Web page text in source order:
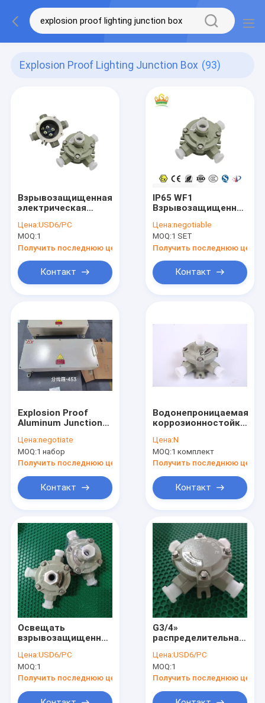
Explosion Proof Lighting Junction Box (93)
Взрывозащищенная
электрическая
алюминиевое IP65 2
распределительной
коробки WF1
горизонт 3 входов
Цена:USD6/PC
MOQ:1
Получить последнюю цену
Контакт
IP65 WF1
Взрывозащищенная
распределительная
коробка Литье под
давлением
алюминий IP65 2 3
входа Горизонт
Цена:negotiable
MOQ:1 SET
Получить последнюю цену
Контакт
Explosion Proof
Aluminum Junction
Hazardous
Locations
Цена:negotiate
MOQ:1 набор
Получить последнюю цену
Контакт
Водонепроницаемая
коррозионностойкая
электрическая
распределительная
коробка WF2, литой
входа,
горизонтальная
Цена:N
MOQ:1 комплект
Получить последнюю цену
Контакт
Освещать
взрывозащищенное
IP68 T80°C Exd II CT6
Gb
распределительной
Цена:USD6/PC
MOQ:1
Получить последнюю цену
G3/4»
распределительная
отверстий
взрывозащищенная
Exd II c T6 Gb
Цена:USD6/PC
MOQ:1
Получить последнюю цену